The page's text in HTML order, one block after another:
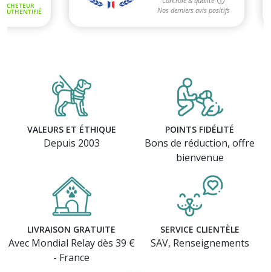
VALEURS ET ÉTHIQUE
Depuis 2003
POINTS FIDÉLITÉ
Bons de réduction, offre
bienvenue
LIVRAISON GRATUITE
Avec Mondial Relay dès 39 €
- France
SERVICE CLIENTÈLE
SAV, Renseignements